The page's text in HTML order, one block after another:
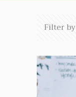
Filter by